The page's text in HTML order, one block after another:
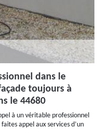
dans le
toujours à
le 44680
à un véritable professionnel
appel aux services d’un